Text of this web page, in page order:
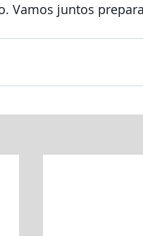
Vamos juntos